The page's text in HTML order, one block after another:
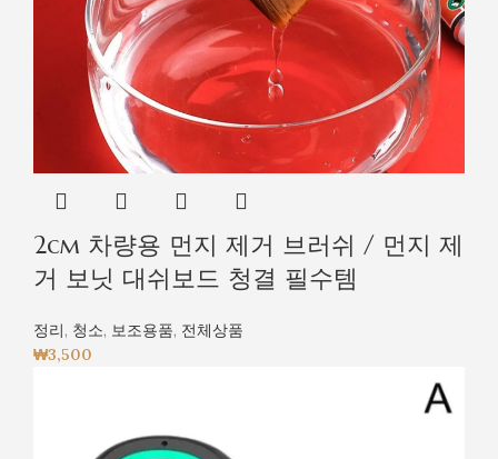
2cm 차량용 먼지 제거 브러쉬 / 먼지 제
거 보닛 대쉬보드 청결 필수템
정리, 청소, 보조용품, 전체상품
₩3,500